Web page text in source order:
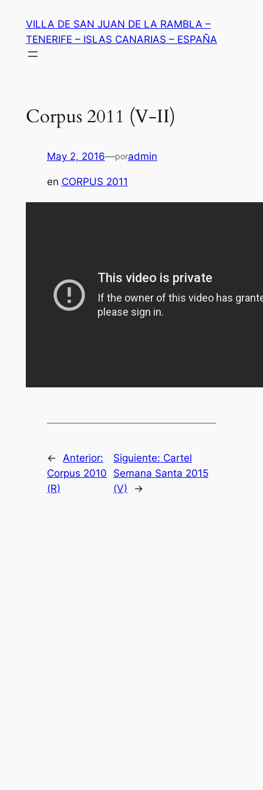
contenido
VILLA DE SAN JUAN DE LA RAMBLA –
TENERIFE – ISLAS CANARIAS – ESPAÑA
Corpus 2011 (V-II)
May 2, 2016—poradmin
en CORPUS 2011
← Anterior:
Corpus 2010
(R)
Siguiente: Cartel
Semana Santa 2015
(V)
→